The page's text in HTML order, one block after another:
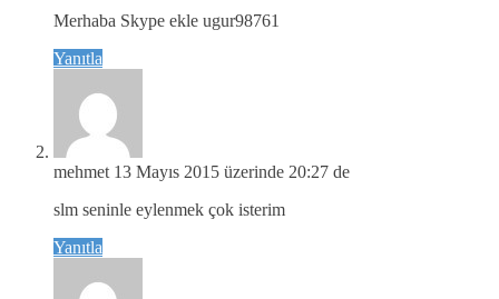
Merhaba Skype ekle ugur98761
Yanıtla
mehmet 13 Mayıs 2015 üzerinde 20:27 de
slm seninle eylenmek çok isterim
Yanıtla